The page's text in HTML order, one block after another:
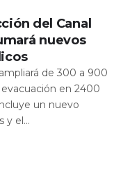
del Canal
nuevos
de 300 a 900
en 2400
un nuevo
y el...